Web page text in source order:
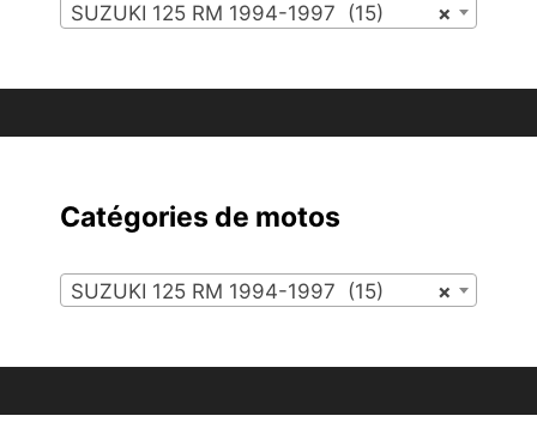
×
SUZUKI 125 RM 1994-1997 (15)
Catégories de motos
×
SUZUKI 125 RM 1994-1997 (15)